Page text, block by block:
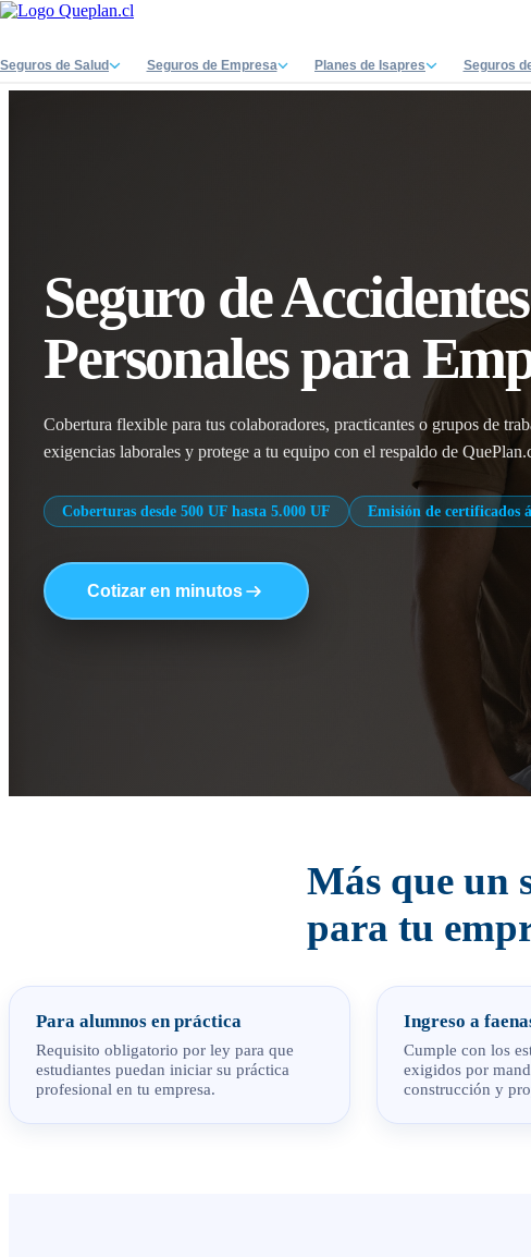
Seguros de Salud Seguros de Empresa Planes de Isapres Seguros
Seguro de Accidentes
Personales para
Cobertura flexible para tus colaboradores, practicantes o grupos de
exigencias laborales y protege a tu equipo con el respaldo de
Coberturas desde 500 UF hasta 5.000 UF Emisión de certificados
Cotizar en minutos
Más que un
para tu
Para alumnos en práctica
Requisito obligatorio por ley para que
estudiantes puedan iniciar su práctica
profesional en tu empresa.
Ingreso a
Cumple con los
exigidos por
construcción y